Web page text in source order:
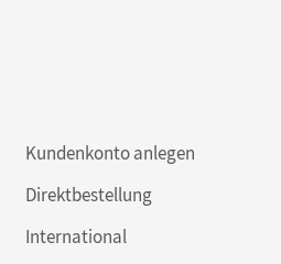
Kundenkonto anlegen
Direktbestellung
International